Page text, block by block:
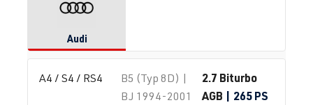
Audi
A4 / S4 / RS4
B5 (Typ 8D) |
BJ 1994-2001
2.7 Biturbo
AGB | 265 PS